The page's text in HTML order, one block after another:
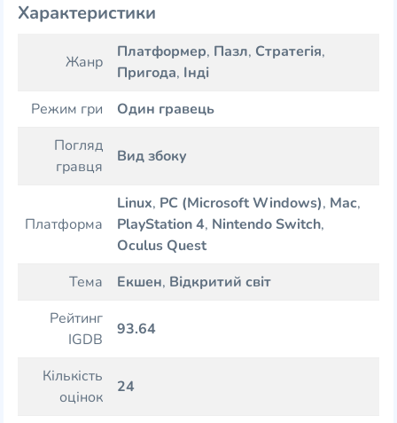
Характеристики
Жанр
Платформер, Пазл, Стратегія,
Пригода, Інді
Режим гри
Один гравець
Погляд
гравця
Вид збоку
Платформа
Linux, PC (Microsoft Windows), Mac,
PlayStation 4, Nintendo Switch,
Oculus Quest
Тема
Екшен, Відкритий світ
Рейтинг
IGDB
93.64
Кількість
оцінок
24